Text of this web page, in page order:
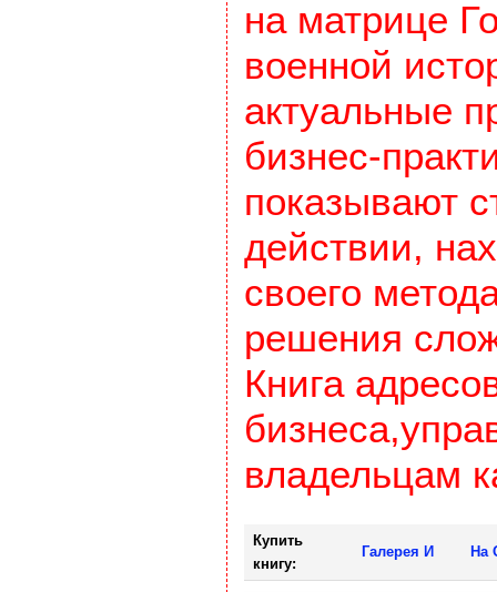
на матрице
военной
актуальные
бизнес-
показывают
действии,
своего
решения
Книга
владельцам
Купить
книгу:
Галерея И На